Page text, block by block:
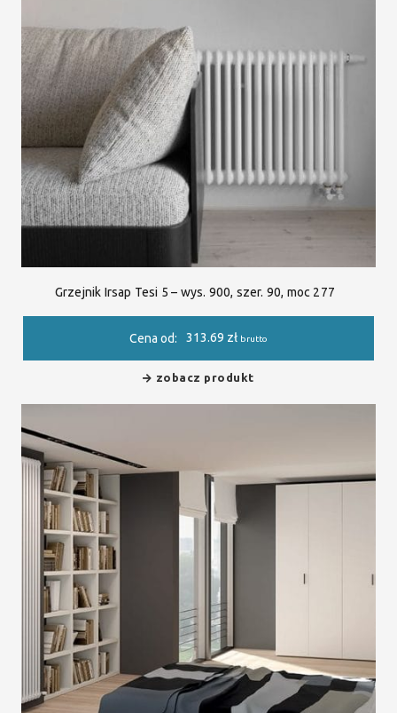
Grzejnik Irsap Tesi 5 – wys. 900, szer. 90, moc 277
Cena od: 313.69 zł brutto
zobacz produkt